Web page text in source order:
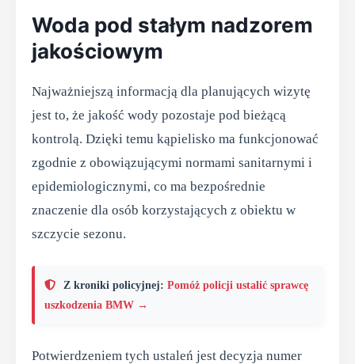
Woda pod stałym nadzorem
jakościowym
Najważniejszą informacją dla planujących wizytę
jest to, że jakość wody pozostaje pod bieżącą
kontrolą. Dzięki temu kąpielisko ma funkcjonować
zgodnie z obowiązującymi normami sanitarnymi i
epidemiologicznymi, co ma bezpośrednie
znaczenie dla osób korzystających z obiektu w
szczycie sezonu.
Z kroniki policyjnej: Pomóż policji ustalić sprawcę
uszkodzenia BMW →
Potwierdzeniem tych ustaleń jest decyzja numer